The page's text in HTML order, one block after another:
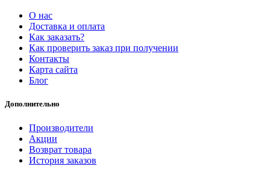
О нас
Доставка и оплата
Как заказать?
Как проверить заказ при получении
Контакты
Карта сайта
Блог
Дополнительно
Производители
Акции
Возврат товара
История заказов